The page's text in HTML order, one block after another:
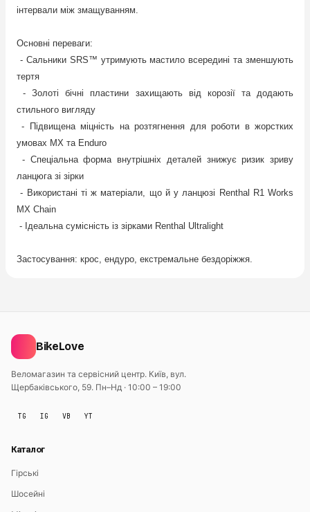
інтервали між змащуванням.
Основні переваги:
- Сальники SRS™ утримують мастило всередині та зменшують
тертя
- Золоті бічні пластини захищають від корозії та додають
стильного вигляду
- Підвищена міцність на розтягнення для роботи в жорстких
умовах MX та Enduro
- Спеціальна форма внутрішніх деталей знижує ризик зриву
ланцюга зі зірки
- Використані ті ж матеріали, що й у ланцюзі Renthal R1 Works
MX Chain
- Ідеальна сумісність із зірками Renthal Ultralight
Застосування: крос, ендуро, екстремальне бездоріжжя.
BikeLove
Веломагазин та сервісний центр. Київ, вул.
Щербаківського, 59. Пн–Нд · 10:00 – 19:00
TG IG VB YT
Каталог
Гірські
Шосейні